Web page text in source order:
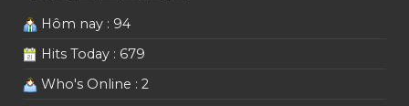
Hôm nay : 94
Hits Today : 679
Who's Online : 2